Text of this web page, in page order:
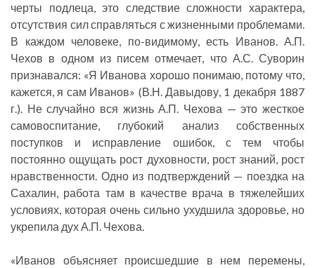
черты подлеца, это следствие сложности характера,
отсутствия сил справляться с жизненными проблемами.
В каждом человеке, по-видимому, есть Иванов. А.П.
Чехов в одном из писем отмечает, что А.С. Суворин
признавался: «Я Иванова хорошо понимаю, потому что,
кажется, я сам Иванов» (В.Н. Давыдову, 1 декабря 1887
г.). Не случайно вся жизнь А.П. Чехова — это жесткое
самовоспитание, глубокий анализ собственных
поступков и исправление ошибок, с тем чтобы
постоянно ощущать рост духовности, рост знаний, рост
нравственности. Одно из подтверждений — поездка на
Сахалин, работа там в качестве врача в тяжелейших
условиях, которая очень сильно ухудшила здоровье, но
укрепила дух А.П. Чехова.
«Иванов объясняет происшедшие в нем перемены,